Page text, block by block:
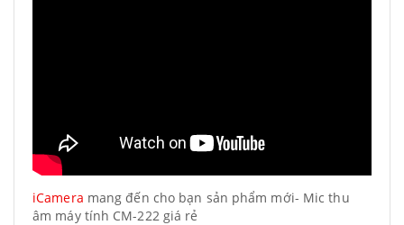
iCamera mang đến cho bạn sản phẩm mới- Mic thu
âm máy tính CM-222 giá rẻ